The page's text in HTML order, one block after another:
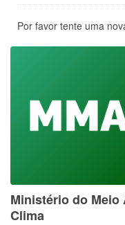
Por favor tente uma
Ministério do Meio
Clima